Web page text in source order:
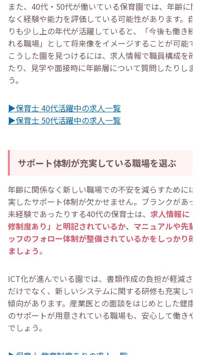
また、40代・50代が働いている保育園では、年齢に関係
なく経験や能力を評価している可能性があります。自分よ
りも少し上の年代が活躍していると、「今後も働き続けら
れる職場」として将来像をイメージすることが可能です。
こうした園を見つけるには、求人情報で職員構成を確認し
たり、見学や面接時に年齢層について質問したりしましょ
う。
▶保育士 40代活躍中の求人一覧
▶保育士 50代活躍中の求人一覧
サポート体制が充実している職場を選ぶ
年齢に関係なく新しい職場での不安を減らすためには、充
実したサポート体制が欠かせません。ブランクがあったり
未経験であったりする40代の保育士は、 求人情報に「研
修制度あり」と明記されているか、マニュアルや先輩スタ
ッフのフォロー体制が整備されているかをしっかり確認し
ましょう。
ICT化が進んでいる園では、書類作成の負担が軽減される
だけでなく、新しいシステムに関する研修も充実している
傾向があります。産業医との面談をはじめとした健康管理
のサポートが用意されている職場も、安心して働きやすい
でしょう。